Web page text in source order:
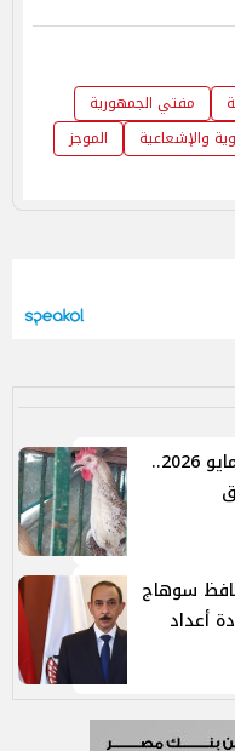
مفتي الجمهورية
والإشعاعية الموجز
انخفاض أسعار الفراخ اليوم الأحد 10 مايو 2026..
سوهاج
أعداد